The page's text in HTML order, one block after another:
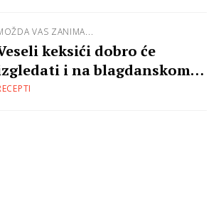
VAS ZANIMA...
keksići dobro će
i na blagdanskom